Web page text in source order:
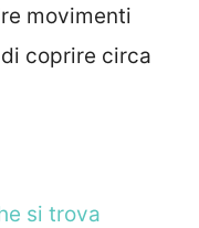
movimenti
coprire circa
si trova